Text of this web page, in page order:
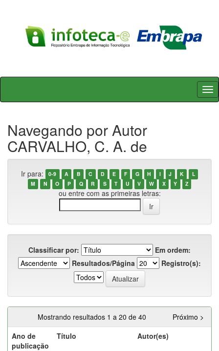
Skip
Navegando por Autor
CARVALHO, C. A. de
Ir para: 0-9 A B C D E F G H I J K
L
M
N O P Q R S T U V W X Y Z
ou entre com as primeiras letras:
Classificar por:
Em ordem:
Resultados/Página
Registro(s):
Mostrando resultados 1 a 20 de 40
Próximo >
Ano de
publicação
Título Autor(es)